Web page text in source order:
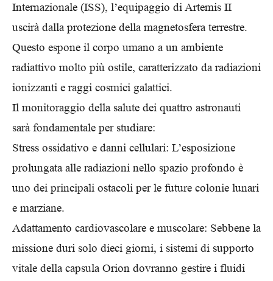
Internazionale (ISS), l’equipaggio di Artemis II
uscirà dalla protezione della magnetosfera terrestre.
Questo espone il corpo umano a un ambiente
radiattivo molto più ostile, caratterizzato da radiazioni
ionizzanti e raggi cosmici galattici.
Il monitoraggio della salute dei quattro astronauti
sarà fondamentale per studiare:
Stress ossidativo e danni cellulari: L’esposizione
prolungata alle radiazioni nello spazio profondo è
uno dei principali ostacoli per le future colonie lunari
e marziane.
Adattamento cardiovascolare e muscolare: Sebbene la
missione duri solo dieci giorni, i sistemi di supporto
vitale della capsula Orion dovranno gestire i fluidi